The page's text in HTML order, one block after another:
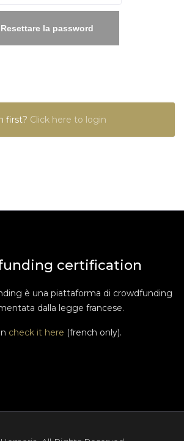
Resettare la password
first? Click here to login
certification
è una piattaforma di crowdfunding
dalla legge francese.
check it here (french only).